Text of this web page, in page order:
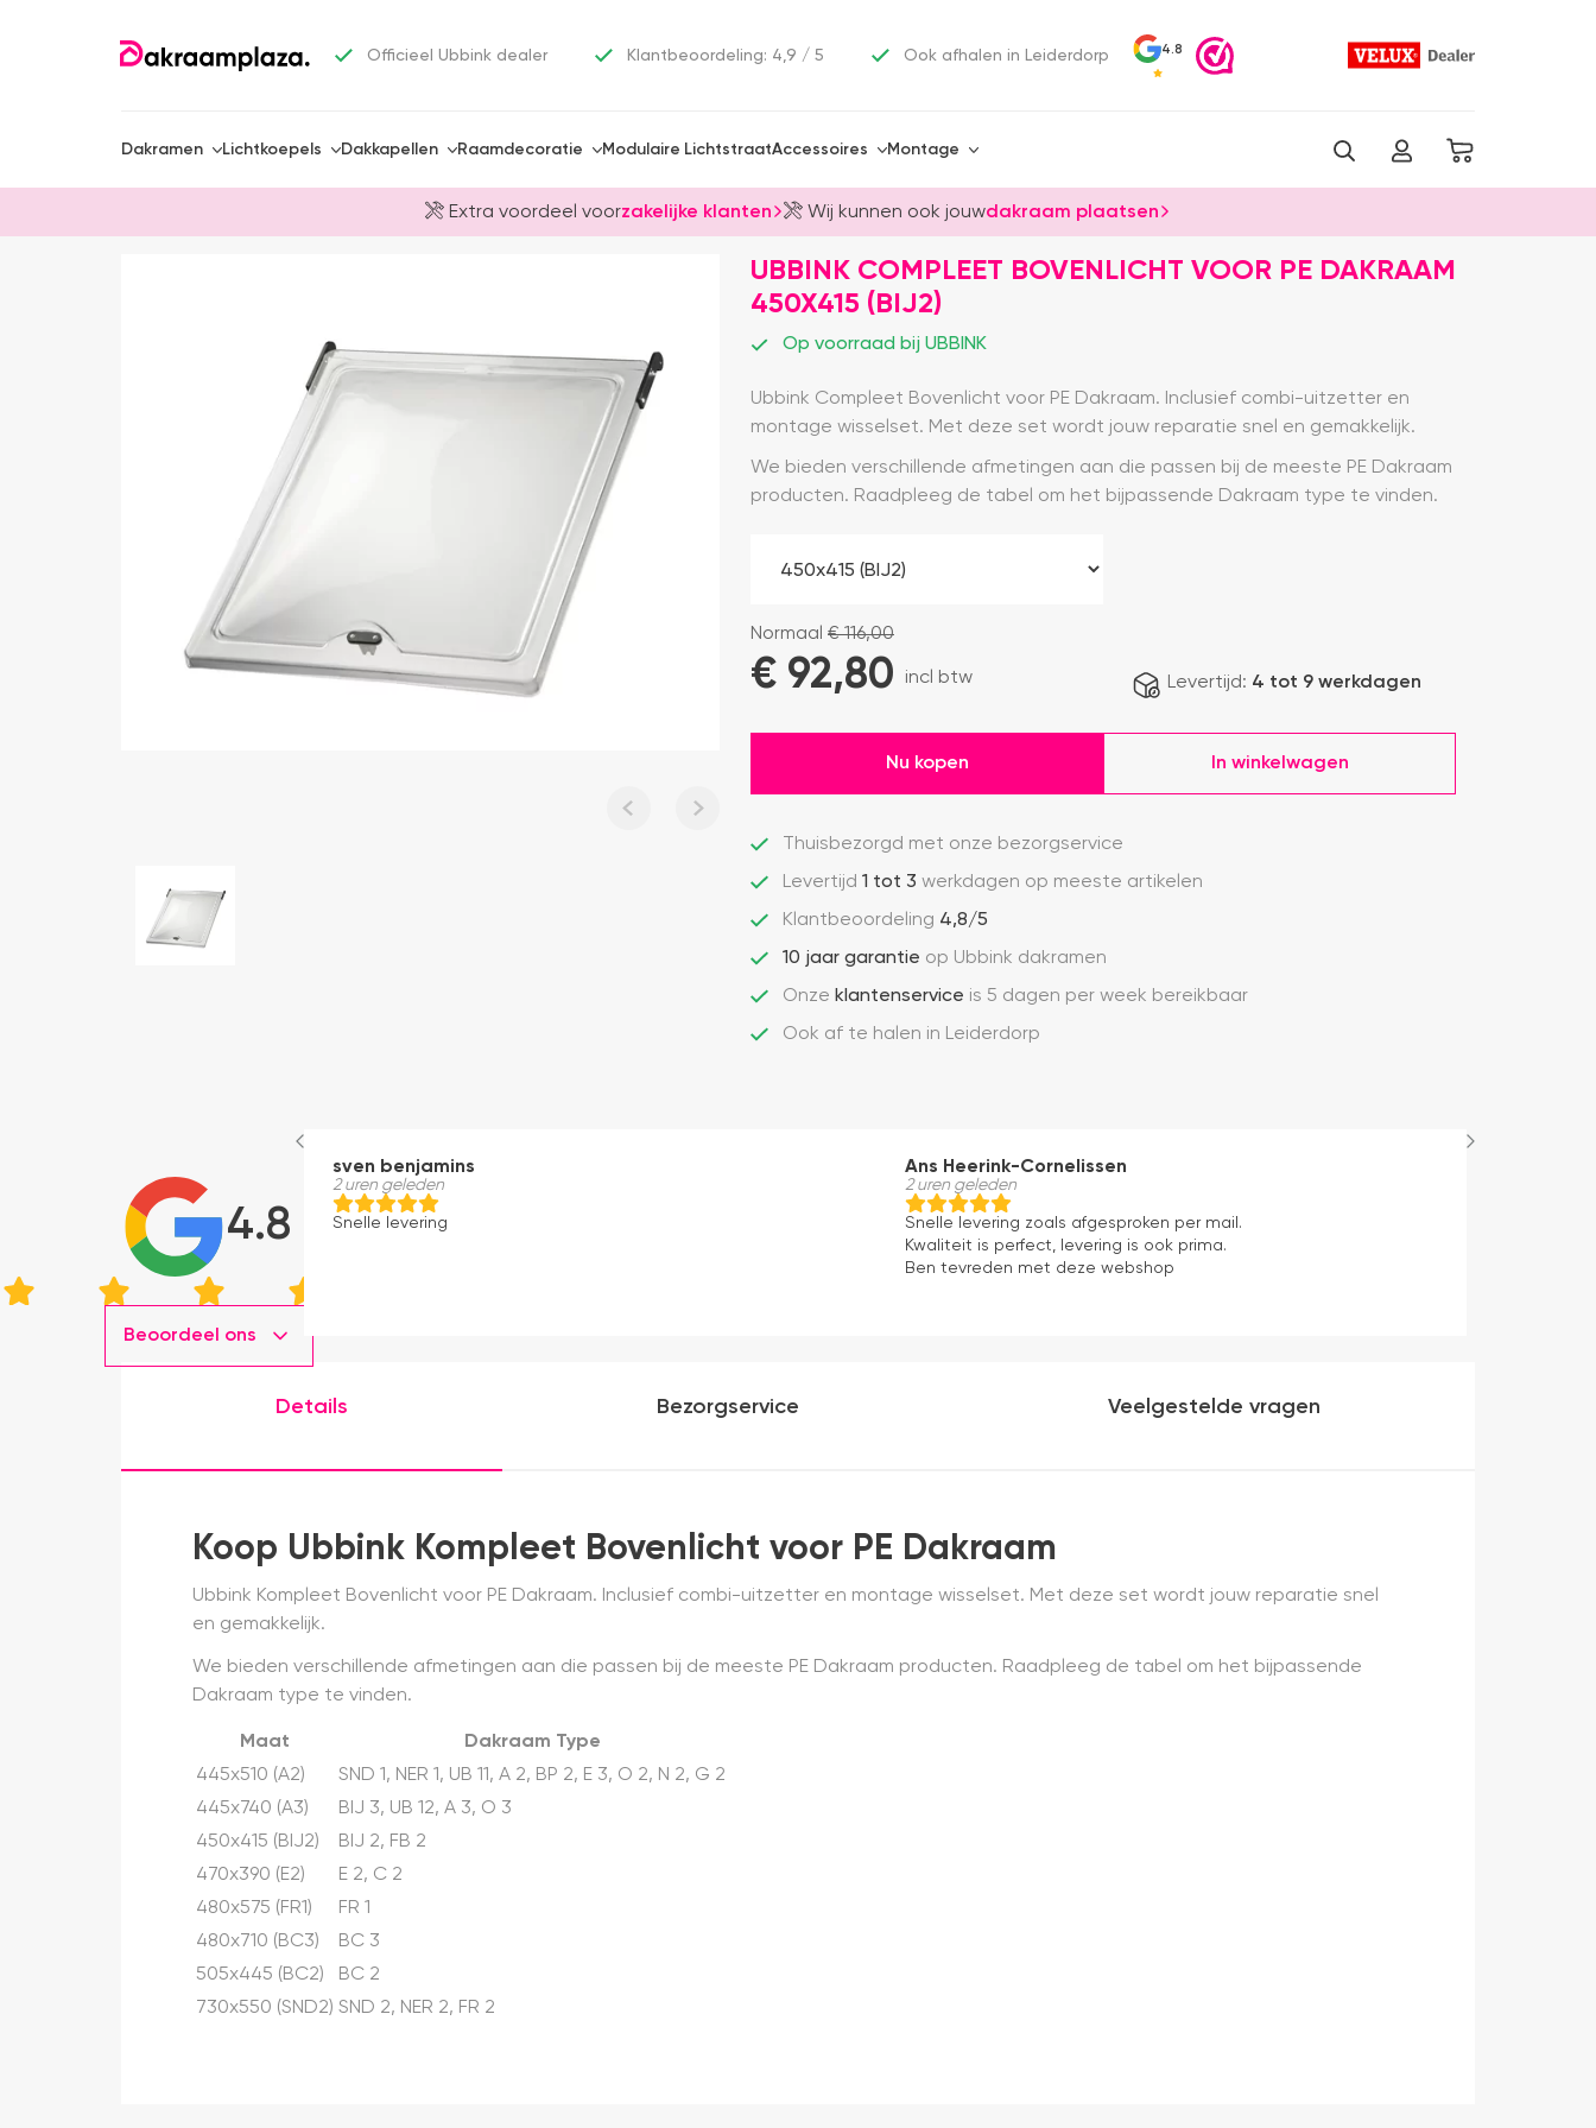
Officieel Ubbink dealer Klantbeoordeling: 4,9 / 5 Ook afhalen in Leiderdorp 4.8
Dakramen Lichtkoepels Dakkapellen Raamdecoratie Modulaire LichtstraatAccessoires Montage
Extra voordeel voorzakelijke klanten Wij kunnen ook jouwdakraam plaatsen
UBBINK COMPLEET BOVENLICHT VOOR PE DAKRAAM
450X415 (BIJ2)
Op voorraad bij UBBINK
Ubbink Compleet Bovenlicht voor PE Dakraam. Inclusief combi-uitzetter en
montage wisselset. Met deze set wordt jouw reparatie snel en gemakkelijk.
We bieden verschillende afmetingen aan die passen bij de meeste PE Dakraam
producten. Raadpleeg de tabel om het bijpassende Dakraam type te vinden.
Normaal €116,00
€ 92,80 incl btw Levertijd: 4 tot 9 werkdagen
Nu kopen In winkelwagen
Thuisbezorgd met onze bezorgservice
Levertijd 1 tot 3 werkdagen op meeste artikelen
Klantbeoordeling 4,8/5
10 jaar garantie op Ubbink dakramen
Onze klantenservice is 5 dagen per week bereikbaar
Ook af te halen in Leiderdorp
4.8
Beoordeel ons
sven benjamins
2 uren geleden
Snelle levering
Ans Heerink-Cornelissen
2 uren geleden
Snelle levering zoals afgesproken per mail.
Kwaliteit is perfect, levering is ook prima.
Ben tevreden met deze webshop
Details Bezorgservice Veelgestelde vragen
Koop Ubbink Kompleet Bovenlicht voor PE Dakraam
Ubbink Kompleet Bovenlicht voor PE Dakraam. Inclusief combi-uitzetter en montage wisselset. Met deze set wordt jouw reparatie snel
en gemakkelijk.
We bieden verschillende afmetingen aan die passen bij de meeste PE Dakraam producten. Raadpleeg de tabel om het bijpassende
Dakraam type te vinden.
Maat
Dakraam Type
445x510 (A2)
SND 1, NER 1, UB 11, A 2, BP 2, E 3, O 2, N 2, G 2
445x740 (A3)
BIJ 3, UB 12, A 3, O 3
450x415 (BIJ2)
BIJ 2, FB 2
470x390 (E2)
E 2, C 2
480x575 (FR1)
FR 1
480x710 (BC3)
BC 3
505x445 (BC2)
BC 2
730x550 (SND2) SND 2, NER 2, FR 2